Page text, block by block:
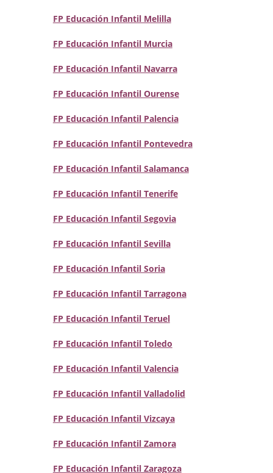
FP Educación Infantil Melilla
FP Educación Infantil Murcia
FP Educación Infantil Navarra
FP Educación Infantil Ourense
FP Educación Infantil Palencia
FP Educación Infantil Pontevedra
FP Educación Infantil Salamanca
FP Educación Infantil Tenerife
FP Educación Infantil Segovia
FP Educación Infantil Sevilla
FP Educación Infantil Soria
FP Educación Infantil Tarragona
FP Educación Infantil Teruel
FP Educación Infantil Toledo
FP Educación Infantil Valencia
FP Educación Infantil Valladolid
FP Educación Infantil Vizcaya
FP Educación Infantil Zamora
FP Educación Infantil Zaragoza